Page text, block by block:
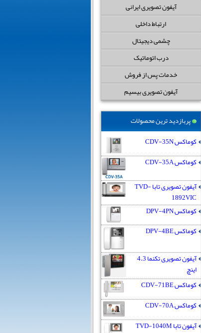
آیفون تصویری ایرانی
ارتباط داخلی
چشمی دیجیتال
درب اتوماتیک
خدمات پس از فروش
آیفون تصویری بیسیم
پربازدید ترین محصولات
کوماکس CDV-35N
کوماکس CDV-35A
آیفون تصویری تابا TVD-
1892VIC
کوماکس DPV-4PN
کوماکس DPV-4BE
آیفون تصویری تکنما 4.3
اینچ
کوماکس CDV-71BE
کوماکس CDV-70A
آیفون تابا TVD-1040M